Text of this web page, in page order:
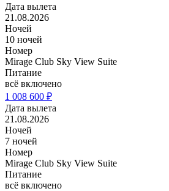
Дата вылета
21.08.2026
Ночей
10 ночей
Номер
Mirage Club Sky View Suite
Питание
всё включено
1 008 600 ₽
Дата вылета
21.08.2026
Ночей
7 ночей
Номер
Mirage Club Sky View Suite
Питание
всё включено